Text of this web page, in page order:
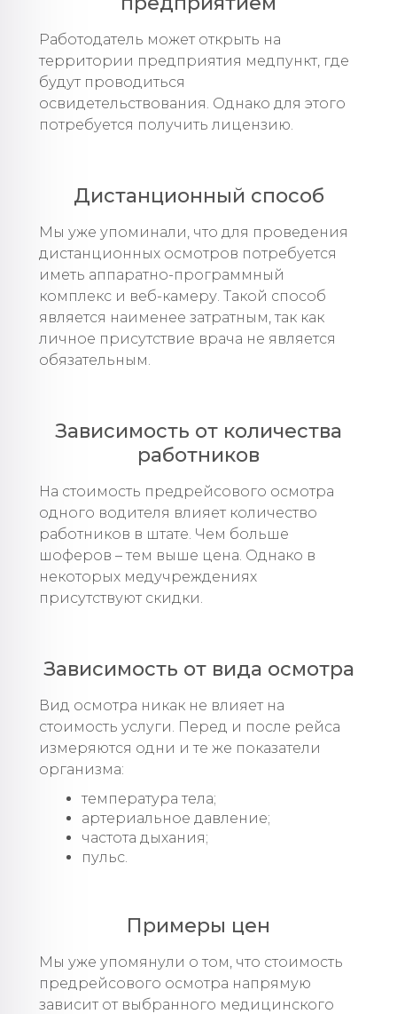
Работодатель может открыть на
территории предприятия медпункт, где
будут проводиться
освидетельствования. Однако для этого
потребуется получить лицензию.
Дистанционный способ
Мы уже упоминали, что для проведения
дистанционных осмотров потребуется
иметь аппаратно-программный
комплекс и веб-камеру. Такой способ
является наименее затратным, так как
личное присутствие врача не является
обязательным.
Зависимость от количества
работников
На стоимость предрейсового осмотра
одного водителя влияет количество
работников в штате. Чем больше
шоферов – тем выше цена. Однако в
некоторых медучреждениях
присутствуют скидки.
Зависимость от вида осмотра
Вид осмотра никак не влияет на
стоимость услуги. Перед и после рейса
измеряются одни и те же показатели
организма:
температура тела;
артериальное давление;
частота дыхания;
пульс.
Примеры цен
Мы уже упомянули о том, что стоимость
предрейсового осмотра напрямую
зависит от выбранного медицинского